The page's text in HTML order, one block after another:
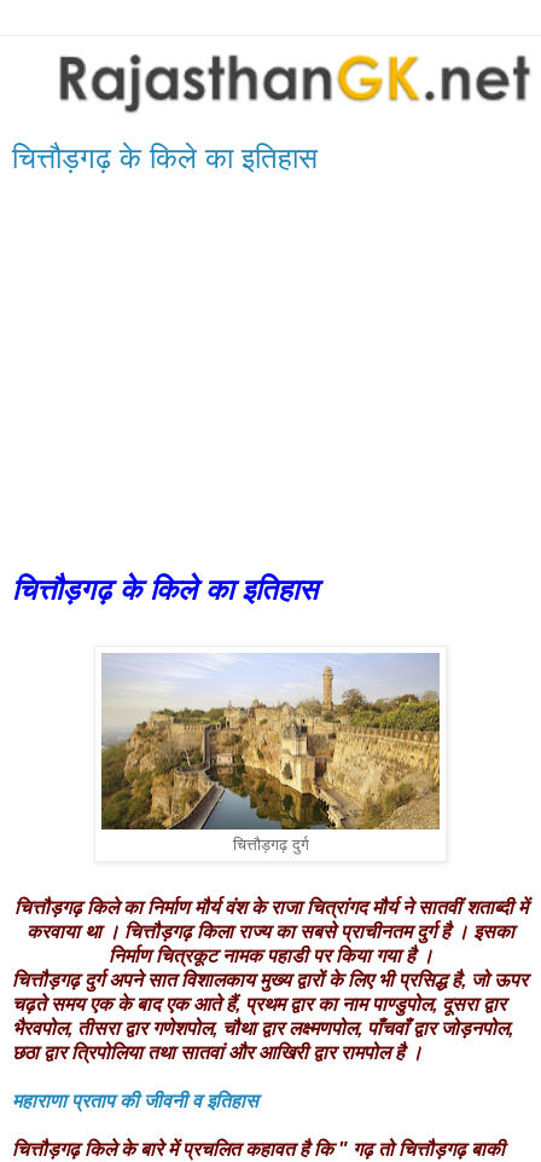
चित्तौड़गढ़ के किले का इतिहास
चित्तौड़गढ़ के किले का इतिहास
चित्तौड़गढ़ दुर्ग
चित्तौड़गढ़ किले का निर्माण मौर्य वंश के राजा चित्रांगद मौर्य ने सातवीं शताब्दी में
करवाया था । चित्तौड़गढ़ किला राज्य का सबसे प्राचीनतम दुर्ग है । इसका
निर्माण चित्रकूट नामक पहाडी पर किया गया है ।
चित्तौड़गढ़ दुर्ग अपने सात विशालकाय मुख्य द्वारों के लिए भी प्रसिद्ध है, जो ऊपर
चढ़ते समय एक के बाद एक आते हैं, प्रथम द्वार का नाम पाण्डुपोल, दूसरा द्वार
भैरवपोल, तीसरा द्वार गणेशपोल, चौथा द्वार लक्ष्मणपोल, पाँचवाँ द्वार जोड़नपोल,
छठा द्वार त्रिपोलिया तथा सातवां और आखिरी द्वार रामपोल है ।
महाराणा प्रताप की जीवनी व इतिहास
चित्तौड़गढ़ किले के बारे में प्रचलित कहावत है कि " गढ़ तो चित्तौड़गढ़ बाकी